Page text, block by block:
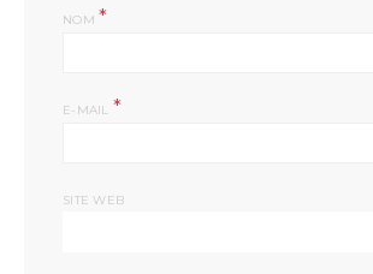
NOM *
E-MAIL *
SITE WEB